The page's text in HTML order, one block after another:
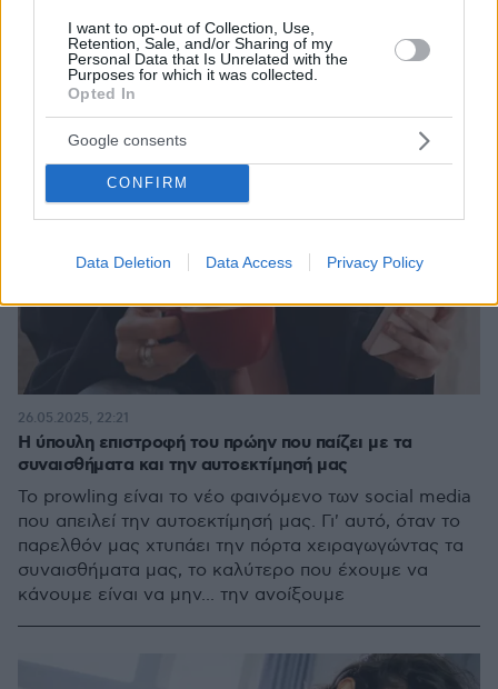
I want to opt-out of Collection, Use,
Retention, Sale, and/or Sharing of my
Personal Data that Is Unrelated with the
Purposes for which it was collected.
Opted In
Google consents
CONFIRM
Data Deletion Data Access Privacy Policy
Η ύπουλη επιστροφή του πρώην που παίζει με τα
συναισθήματα και την αυτοεκτίμησή μας
Το prowling είναι το νέο φαινόμενο των social media
που απειλεί την αυτοεκτίμησή μας. Γι' αυτό, όταν το
παρελθόν μας χτυπάει την πόρτα χειραγωγώντας τα
συναισθήματα μας, το καλύτερο που έχουμε να
κάνουμε είναι να μην... την ανοίξουμε
26.05.2025, 22:21